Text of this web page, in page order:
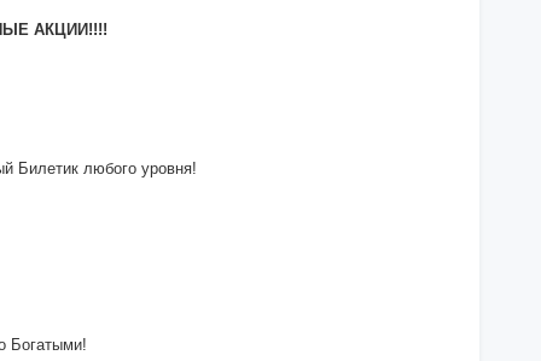
АКЦИИ!!!!
Билетик любого уровня!
Богатыми!